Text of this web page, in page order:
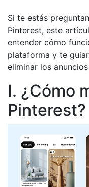
Si te estás
Pinterest, este
entender cómo
plataforma y te
eliminar los
I. ¿Cómo
Pinterest?